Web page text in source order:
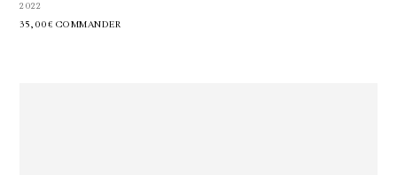
2022
35,00€ COMMANDER